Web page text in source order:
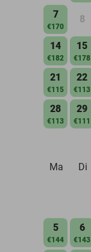
7
€170
8
14
€182
15
€178
21
€115
22
€113
28
€113
29
€111
Ma
Di
5
€144
6
€143